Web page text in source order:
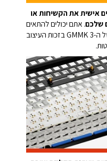
אישית את הקשיחות או
שלכם. אתם יכולים להתאים
בקלות את האטמים הפנימיים של ה-GMMK 3 בזכות העיצוב